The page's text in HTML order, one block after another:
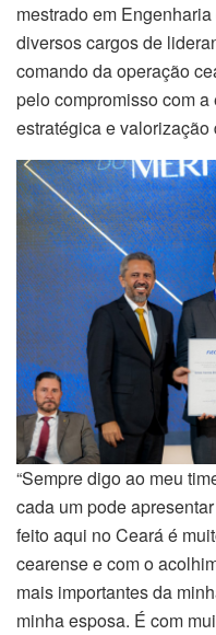
mestrado em
diversos cargos de
comando da operação
pelo compromisso com
estratégica e valorização
“Sempre digo ao meu
cada um pode
feito aqui no Ceará é
cearense e com o
mais importantes da
minha esposa. É com